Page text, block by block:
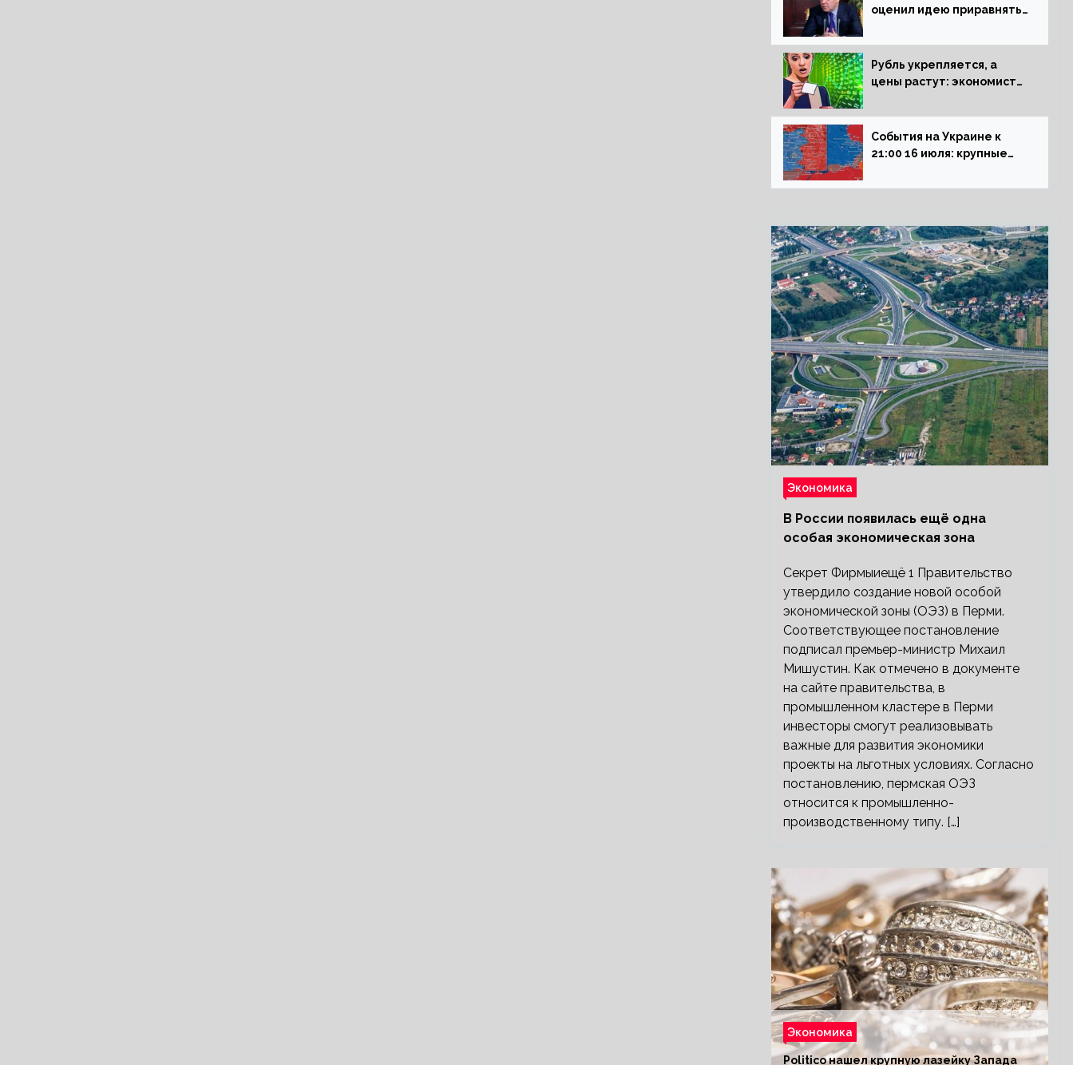
оценил идею приравнять
блокадникам
Рубль укрепляется, а
цены растут: экономист
падающего доллара на
рынок РФ
События на Украине к
21:00 16 июля: крупные
Северском, Киев
Экономика
В России появилась ещё одна
особая экономическая зона
Секрет Фирмыиещё 1 Правительство
утвердило создание новой особой
экономической зоны (ОЭЗ) в Перми.
Соответствующее постановление
подписал премьер-министр Михаил
Мишустин. Как отмечено в документе
на сайте правительства, в
промышленном кластере в Перми
инвесторы смогут реализовывать
важные для развития экономики
проекты на льготных условиях. Согласно
постановлению, пермская ОЭЗ
относится к промышленно-
производственному типу. […]
Экономика
Politico нашел крупную лазейку Запада